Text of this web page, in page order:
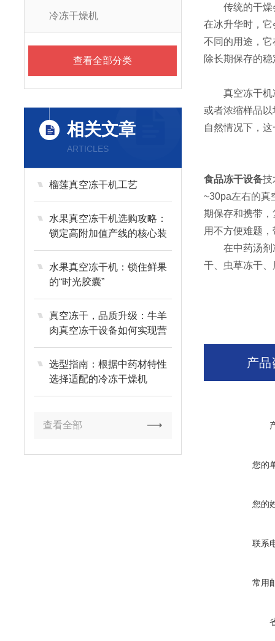
冷冻干燥机
查看全部分类
相关文章
ARTICLES
榴莲真空冻干机工艺
水果真空冻干机选购攻略：
锁定高附加值产线的核心装
备
水果真空冻干机：锁住鲜果
的“时光胶囊”
真空冻干，品质升级：牛羊
肉真空冻干设备如何实现营
养与风味的长效留存？
选型指南：根据中药材特性
选择适配的冷冻干燥机
查看全部
传统的干燥会
在冰升华时，
不同的用途，
除长期保存的
真空冻干机冻
或者浓缩样品
自然情况下，
食品冻干设备技
~30pa左右的真
期保存和携带
用不方便难题
在中药汤剂冻
干、虫草冻干
产品
您的
您的
联系
常用